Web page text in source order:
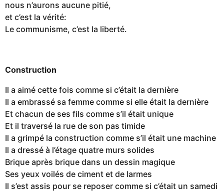
nous n’aurons aucune pitié,
et c’est la vérité:
Le communisme, c’est la liberté.
Construction
Il a aimé cette fois comme si c’était la dernière
Il a embrassé sa femme comme si elle était la dernière
Et chacun de ses fils comme s’il était unique
Et il traversé la rue de son pas timide
Il a grimpé la construction comme s’il était une machine
Il a dressé à l’étage quatre murs solides
Brique après brique dans un dessin magique
Ses yeux voilés de ciment et de larmes
Il s’est assis pour se reposer comme si c’était un samedi